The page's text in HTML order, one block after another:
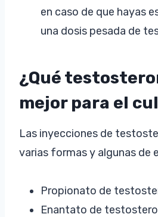
en caso de que hayas
una dosis pesada de
¿Qué
mejor para el
Las inyecciones de
varias formas y algunas de
Propionato de
Enantato de